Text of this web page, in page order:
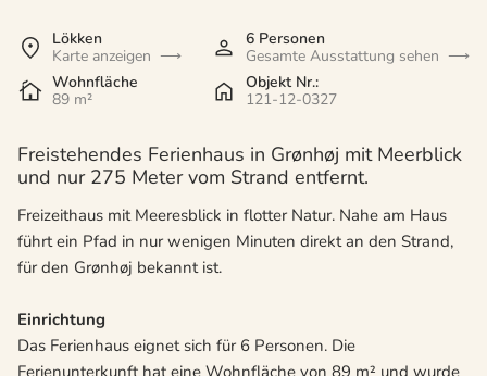
Lökken
Karte anzeigen
6 Personen
Gesamte Ausstattung sehen
Wohnfläche
89 m²
Objekt Nr.:
121-12-0327
Freistehendes Ferienhaus in Grønhøj mit Meerblick
und nur 275 Meter vom Strand entfernt.
Freizeithaus mit Meeresblick in flotter Natur. Nahe am Haus
führt ein Pfad in nur wenigen Minuten direkt an den Strand,
für den Grønhøj bekannt ist.
Einrichtung
Das Ferienhaus eignet sich für 6 Personen. Die